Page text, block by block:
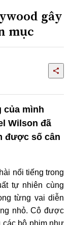
gây
mục
của mình
Wilson đã
được số cân
nổi tiếng trong
tự nhiên cùng
từng vai diễn
nhỏ. Cô được